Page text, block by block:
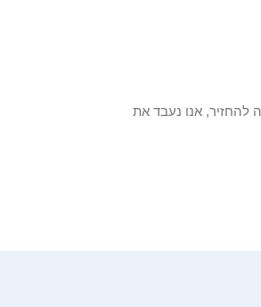
רוצה להחזיר, אנו נעבד את